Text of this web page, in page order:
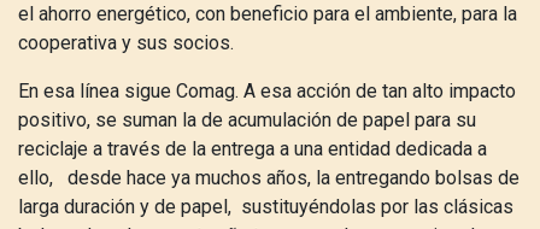
el ahorro energético, con beneficio para el ambiente, para la
cooperativa y sus socios.
En esa línea sigue Comag. A esa acción de tan alto impacto
positivo, se suman la de acumulación de papel para su
reciclaje a través de la entrega a una entidad dedicada a
ello, desde hace ya muchos años, la entregando bolsas de
larga duración y de papel, sustituyéndolas por las clásicas